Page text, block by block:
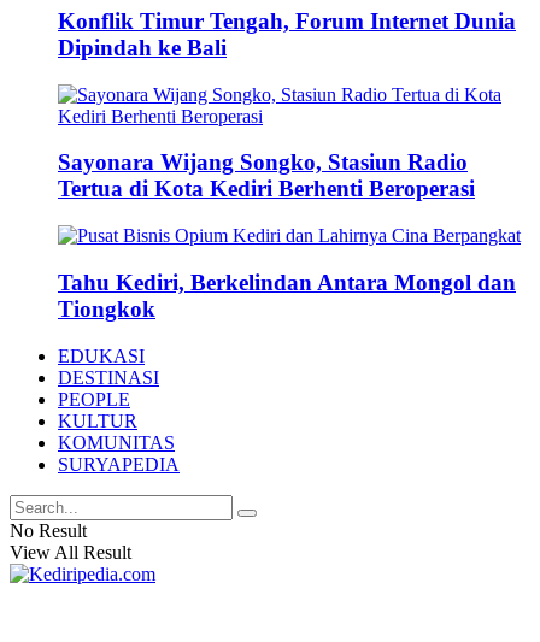
Konflik Timur Tengah, Forum Internet Dunia
Dipindah ke Bali
Sayonara Wijang Songko, Stasiun Radio
Tertua di Kota Kediri Berhenti Beroperasi
Tahu Kediri, Berkelindan Antara Mongol dan
Tiongkok
EDUKASI
DESTINASI
PEOPLE
KULTUR
KOMUNITAS
SURYAPEDIA
No Result
View All Result